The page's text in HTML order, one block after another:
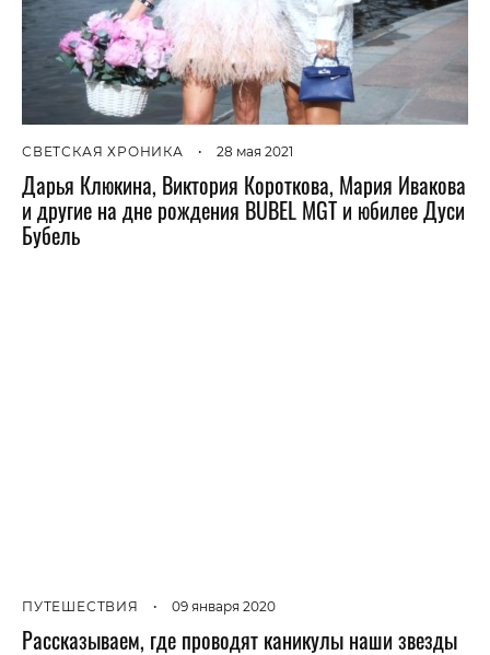
СВЕТСКАЯ ХРОНИКА • 28 мая 2021
Дарья Клюкина, Виктория Короткова, Мария Ивакова
и другие на дне рождения BUBEL MGT и юбилее Дуси
Бубель
ПУТЕШЕСТВИЯ • 09 января 2020
Рассказываем, где проводят каникулы наши звезды